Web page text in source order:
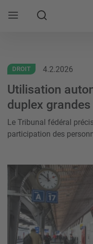
Rechercher
DROIT 4.2.2026
Utilisation
duplex
Le Tribunal fédéral
participation des